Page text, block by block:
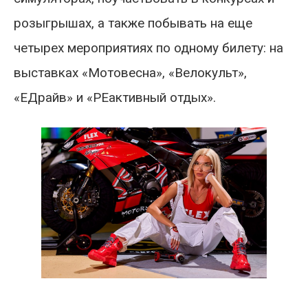
розыгрышах, а также побывать на еще
четырех мероприятиях по одному билету: на
выставках «Мотовесна», «Велокульт»,
«ЕДрайв» и «РЕактивный отдых».